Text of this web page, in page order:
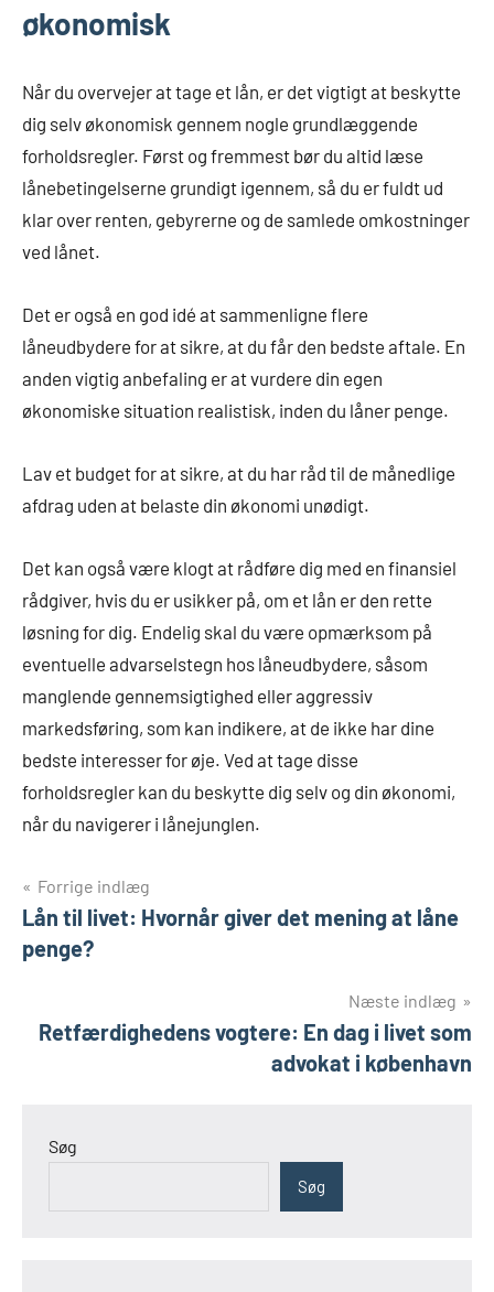
økonomisk
Når du overvejer at tage et lån, er det vigtigt at beskytte
dig selv økonomisk gennem nogle grundlæggende
forholdsregler. Først og fremmest bør du altid læse
lånebetingelserne grundigt igennem, så du er fuldt ud
klar over renten, gebyrerne og de samlede omkostninger
ved lånet.
Det er også en god idé at sammenligne flere
låneudbydere for at sikre, at du får den bedste aftale. En
anden vigtig anbefaling er at vurdere din egen
økonomiske situation realistisk, inden du låner penge.
Lav et budget for at sikre, at du har råd til de månedlige
afdrag uden at belaste din økonomi unødigt.
Det kan også være klogt at rådføre dig med en finansiel
rådgiver, hvis du er usikker på, om et lån er den rette
løsning for dig. Endelig skal du være opmærksom på
eventuelle advarselstegn hos låneudbydere, såsom
manglende gennemsigtighed eller aggressiv
markedsføring, som kan indikere, at de ikke har dine
bedste interesser for øje. Ved at tage disse
forholdsregler kan du beskytte dig selv og din økonomi,
når du navigerer i lånejunglen.
Indlægsnavigation
Forrige indlæg
Lån til livet: Hvornår giver det mening at låne
penge?
Næste indlæg
Retfærdighedens vogtere: En dag i livet som
advokat i københavn
Søg
Søg